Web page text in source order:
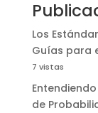
Los
Guías para
7 vistas
de